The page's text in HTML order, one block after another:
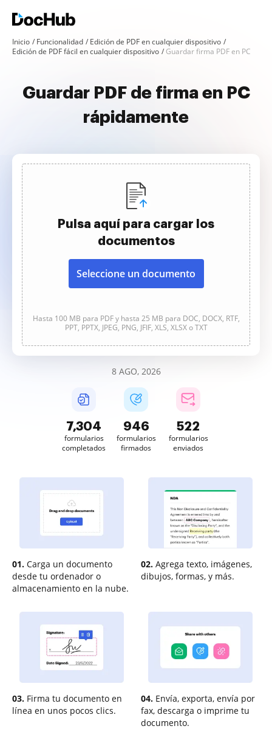
Inicio Funcionalidad
Edición de PDF en cualquier dispositivo
Edición de PDF fácil en cualquier dispositivo
Guardar firma PDF en PC
Guardar PDF de firma en PC
rápidamente
Pulsa aquí para cargar los
documentos
Seleccione un documento
Hasta 100 MB para PDF y hasta 25 MB para DOC, DOCX, RTF,
PPT, PPTX, JPEG, PNG, JFIF, XLS, XLSX o TXT
8 AGO, 2026
7,305
formularios
completados
946
formularios
firmados
522
formularios
enviados
01. Carga un documento
desde tu ordenador o
almacenamiento en la nube.
02. Agrega texto, imágenes,
dibujos, formas, y más.
03. Firma tu documento en
línea en unos pocos clics.
04. Envía, exporta, envía por
fax, descarga o imprime tu
documento.